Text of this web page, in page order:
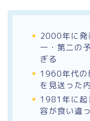
2000年に発
一・第二の
ぎる
1960年代の
を見送った
1981年に起
容が食い違